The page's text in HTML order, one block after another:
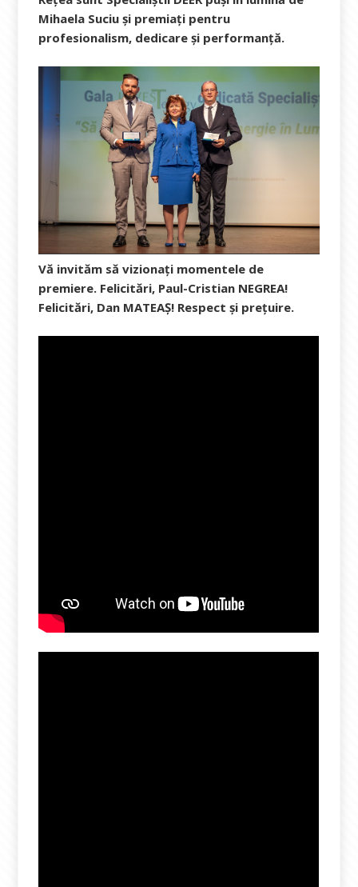
Mihaela Suciu și premiați pentru
profesionalism, dedicare și performanță.
Vă invităm să vizionați momentele de
premiere. Felicitări, Paul-Cristian NEGREA!
Felicitări, Dan MATEAȘ! Respect și prețuire.